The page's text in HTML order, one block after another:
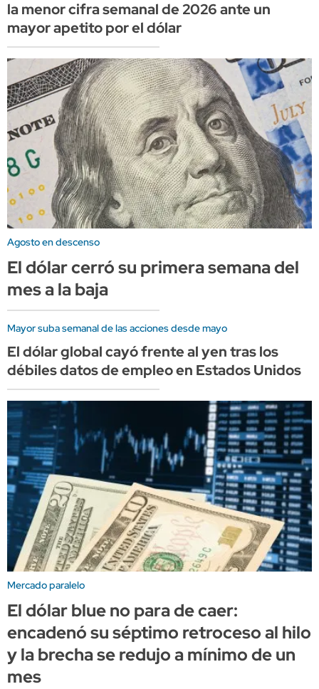
la menor cifra semanal de 2026 ante un
mayor apetito por el dólar
Agosto en descenso
El dólar cerró su primera semana del
mes a la baja
Mayor suba semanal de las acciones desde mayo
El dólar global cayó frente al yen tras los
débiles datos de empleo en Estados Unidos
Mercado paralelo
El dólar blue no para de caer:
encadenó su séptimo retroceso al hilo
y la brecha se redujo a mínimo de un
mes